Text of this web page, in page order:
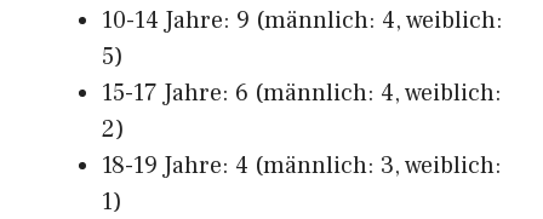
10-14 Jahre: 9 (männlich: 4, weiblich:
5)
15-17 Jahre: 6 (männlich: 4, weiblich:
2)
18-19 Jahre: 4 (männlich: 3, weiblich:
1)